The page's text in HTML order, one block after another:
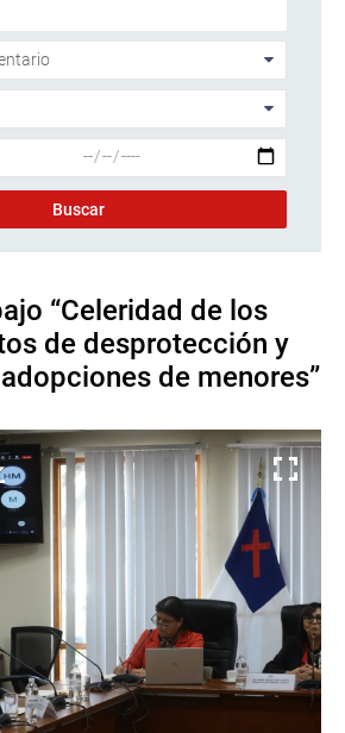
“Celeridad de los
de desprotección y
de menores”